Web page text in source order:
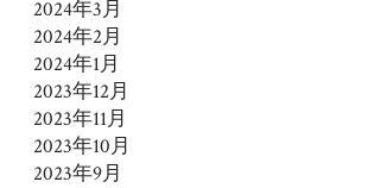
2024年3月
2024年2月
2024年1月
2023年12月
2023年11月
2023年10月
2023年9月